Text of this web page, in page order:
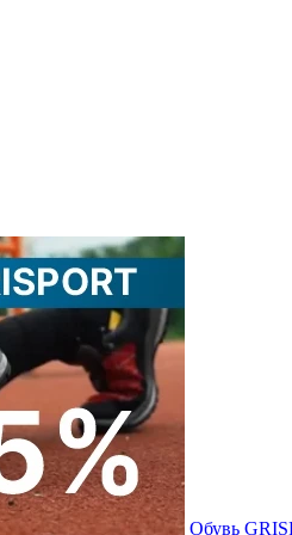
Обувь